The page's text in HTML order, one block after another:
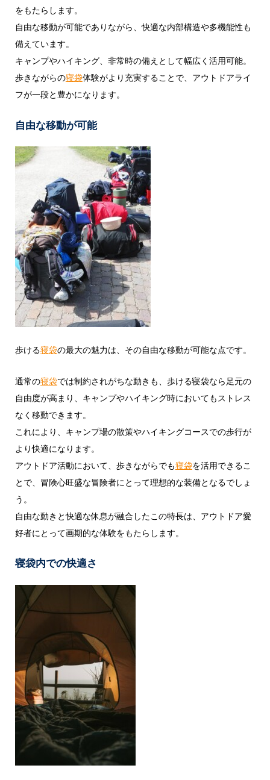
をもたらします。
自由な移動が可能でありながら、快適な内部構造や多機能性も
備えています。
キャンプやハイキング、非常時の備えとして幅広く活用可能。
歩きながらの寝袋体験がより充実することで、アウトドアライ
フが一段と豊かになります。
自由な移動が可能
歩ける寝袋の最大の魅力は、その自由な移動が可能な点です。
通常の寝袋では制約されがちな動きも、歩ける寝袋なら足元の
自由度が高まり、キャンプやハイキング時においてもストレス
なく移動できます。
これにより、キャンプ場の散策やハイキングコースでの歩行が
より快適になります。
アウトドア活動において、歩きながらでも寝袋を活用できるこ
とで、冒険心旺盛な冒険者にとって理想的な装備となるでしょ
う。
自由な動きと快適な休息が融合したこの特長は、アウトドア愛
好者にとって画期的な体験をもたらします。
寝袋内での快適さ